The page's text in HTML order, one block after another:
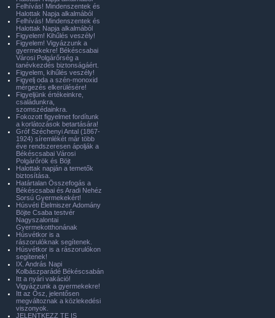
Felhívás! Mindenszentek és
Halottak Napja alkalmából
Felhívás! Mindenszentek és
Halottak Napja alkalmából
Figyelem! Kihűlés veszély!
Figyelem! Vigyázzunk a
gyermekekre! Békéscsabai
Városi Polgárőrség a
tanévkezdés biztonságáért.
Figyelem, kihűlés veszély!
Figyelj oda a szén-monoxid
mérgezés elkerülésére!
Figyeljünk értékeinkre,
családunkra,
szomszédainkra.
Fokozott figyelmet fordítunk
a korlátozások betartására!
Gróf Széchenyi Antal (1867-
1924) síremlékét már több
éve rendszeresen ápolják a
Békéscsabai Városi
Polgárőrök és Böjt
Halottak napján a temetők
biztosítása.
Határtalan Összefogás a
Békéscsabai és Aradi Nehéz
Sorsú Gyermekekért!
Húsvéti Élelmiszer Adomány
Böjte Csaba testvér
Nagyszalontai
Gyermekotthonának
Húsvétkor is a
rászorulóknak segítenek.
Húsvétkor is a rászorulókon
segítenek!
IX. András Napi
Kolbászparádé Békéscsabán
Itt a nyári vakáció!
Vigyázzunk a gyermekekre!
Itt az Ősz, jelentősen
megváltoznak a közlekedési
viszonyok.
JELENTKEZZ TE IS